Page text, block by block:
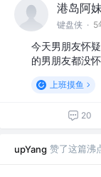
港岛阿
键盘侠 · 5
今天男朋友怀
的男朋友都没
上班摸鱼
20
upYang 赞了这篇沸